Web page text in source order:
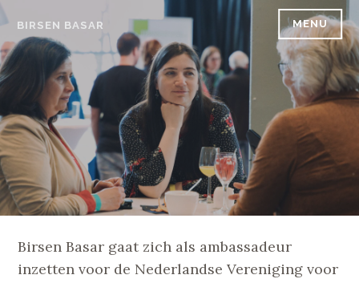
Skip
to
content
BIRSEN BASAR MENU
Birsen Basar gaat zich als ambassadeur
inzetten voor de Nederlandse Vereniging voor